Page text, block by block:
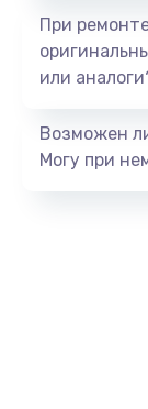
При
или
Возможен
Могу при